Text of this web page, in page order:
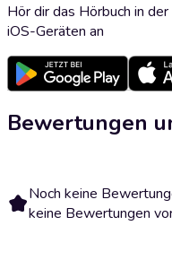
Hör dir das Hörbuch in
iOS-Geräten an
Bewertungen
Noch keine
keine Bewertungen